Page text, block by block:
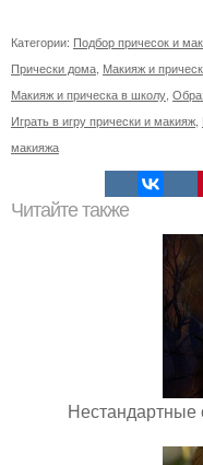
Категории: Подбор причесок и
Прически дома Макияж и
Макияж и прическа в школу
Играть в игру прически и макияж
макияжа
Читайте также
Нестандартные